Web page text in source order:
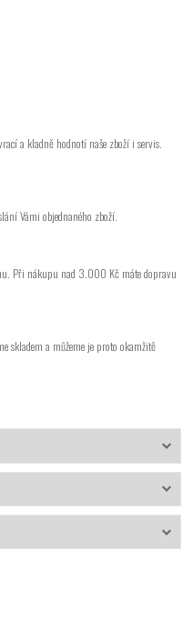
a kladně hodnotí naše zboží i servis.
Vámi objednaného zboží.
Při nákupu nad 3.000 Kč máte dopravu
skladem a můžeme je proto okamžitě